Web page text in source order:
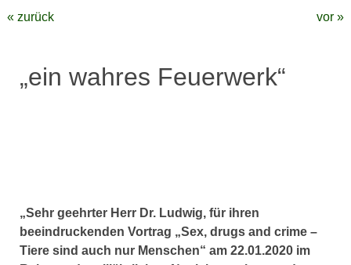
« zurück vor »
„ein wahres Feuerwerk“
„Sehr geehrter Herr Dr. Ludwig, für ihren
beeindruckenden Vortrag „Sex, drugs and crime –
Tiere sind auch nur Menschen“ am 22.01.2020 im